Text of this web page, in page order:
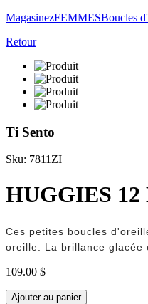
MagasinezFEMMESBoucles
Retour
Ti Sento
Sku: 7811ZI
HUGGIES
Ces petites boucles
oreille. La brillance glacée
109.00 $
Ajouter au panier